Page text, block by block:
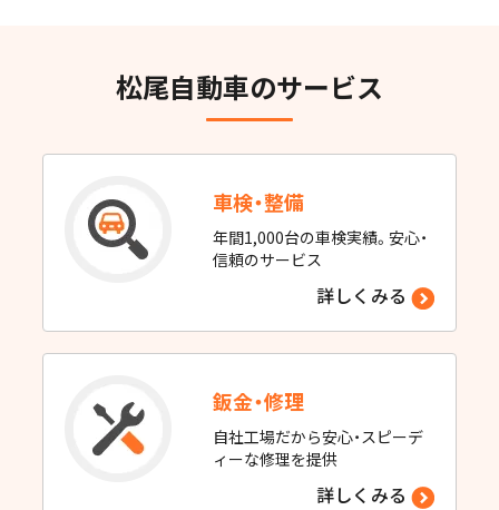
松尾自動車のサービス
車検・整備
年間1,000台の車検実績。安心・
信頼のサービス
詳しくみる
鈑金・修理
自社工場だから安心・スピーデ
ィーな修理を提供
詳しくみる